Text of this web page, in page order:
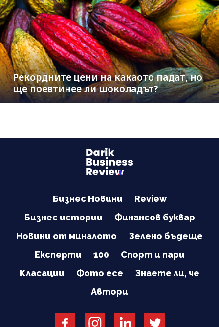
Рекордните цени на какаото падат, но
ще поевтинее ли шоколадът?
Бизнес Новини
Review
Бизнес истории
Финансов буквар
Новини от миналото
Зелено бъдеще
Експерти
100
Спорт и пари
Класации
Фото есе
Знаете ли, че
Автори